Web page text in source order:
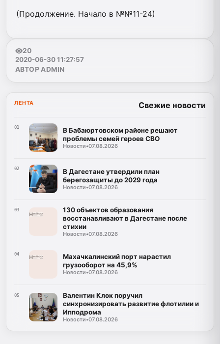
(Продолжение. Начало в №№11-24)
20
2020-06-30 11:27:57
АВТОР ADMIN
ЛЕНТА Свежие новости
01
В Бабаюртовском районе решают
проблемы семей героев СВО
Новости•07.08.2026
02
В Дагестане утвердили план
берегозащиты до 2029 года
Новости•07.08.2026
03
130 объектов образования
восстанавливают в Дагестане после
стихии
Новости•07.08.2026
04
Махачкалинский порт нарастил
грузооборот на 45,9%
Новости•07.08.2026
05
Валентин Клок поручил
синхронизировать развитие флотилии и
Ипподрома
Новости•07.08.2026